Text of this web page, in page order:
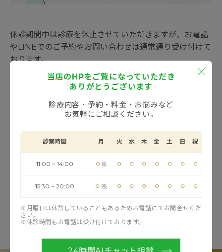
休診期間中は診療を休止させていただきますが、お電話
やLINEでのご予約やお問い合わせは通常通り受け付けて
おります。
患者様にはご不便をおかけいたしますが、何卒ご理解の
お知らせ一覧へ戻る
当店のHPをご覧になっていただき
ありがとうございます
診療内容・予約・料金・お悩みなど
お気軽にご相談ください。
診察時間 月 火 水 木 金 土 日 祝
11:00 ~ 14:00 ⚪︎ ※ ⚪︎ ⚪︎ ⚪︎ ⚪︎ ⚪︎ ⚪︎ ⚪︎
15:30 ~ 20:00 ⚪︎ ※ ⚪︎ ⚪︎ ⚪︎ ⚪︎ ⚪︎ ⚪︎ ⚪︎
※月曜日は休診していることもあるためお電話にてお問合せくだ
さい。
※休診時間もお電話は受け付けております。